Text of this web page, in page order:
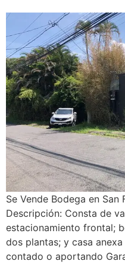
Se Vende Bodega en San
Descripción: Consta de
estacionamiento frontal;
dos plantas; y casa
contado o aportando